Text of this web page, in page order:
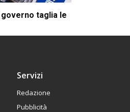
taglia le
Servizi
Redazione
Pubblicità